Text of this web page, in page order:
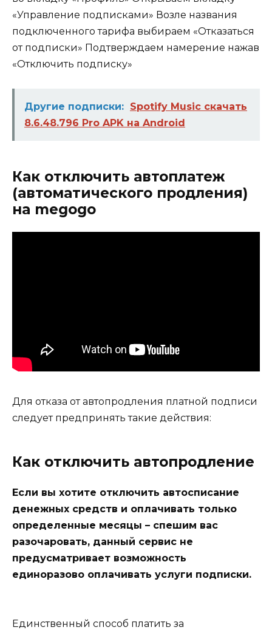
«Управление подписками» Возле названия
подключенного тарифа выбираем «Отказаться
от подписки» Подтверждаем намерение нажав
«Отключить подписку»
Другие подписки: Spotify Music скачать
8.6.48.796 Pro APK на Android
Как отключить автоплатеж
(автоматического продления)
на megogo
Для отказа от автопродления платной подписи
следует предпринять такие действия:
Как отключить автопродление
Если вы хотите отключить автосписание
денежных средств и оплачивать только
определенные месяцы – спешим вас
разочаровать, данный сервис не
предусматривает возможность
единоразово оплачивать услуги подписки.
Единственный способ платить за